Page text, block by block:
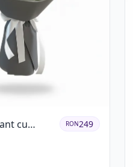
cu
RON249